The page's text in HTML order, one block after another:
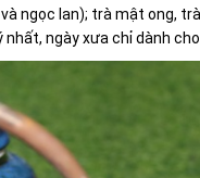
ngọc lan); trà mật ong,
ngày xưa chỉ dành